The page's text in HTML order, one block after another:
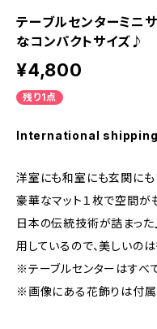
テーブルセンターミニ
なコンパクトサイズ♪
¥4,800
残り1点
International
洋室にも和室にも玄関にも！
豪華なマット１枚で空間が
日本の伝統技術が詰まった
用しているので、美しいの
※テーブルセンターはすべ
※画像にある花飾りは付属